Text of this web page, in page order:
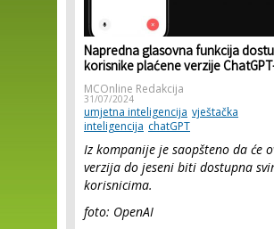
Napredna glasovna funkcija
korisnike plaćene verzije
MCOnline Redakcija
31/07/2024
umjetna inteligencija vještačka
inteligencija chatGPT
Iz kompanije je saopšteno da će
verzija do jeseni biti dostupna
korisnicima.
foto: OpenAI